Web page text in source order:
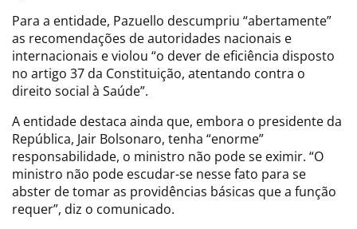
Para a entidade, Pazuello descumpriu “abertamente”
as recomendações de autoridades nacionais e
internacionais e violou “o dever de eficiência disposto
no artigo 37 da Constituição, atentando contra o
direito social à Saúde”.
A entidade destaca ainda que, embora o presidente da
República, Jair Bolsonaro, tenha “enorme”
responsabilidade, o ministro não pode se eximir. “O
ministro não pode escudar-se nesse fato para se
abster de tomar as providências básicas que a função
requer”, diz o comunicado.